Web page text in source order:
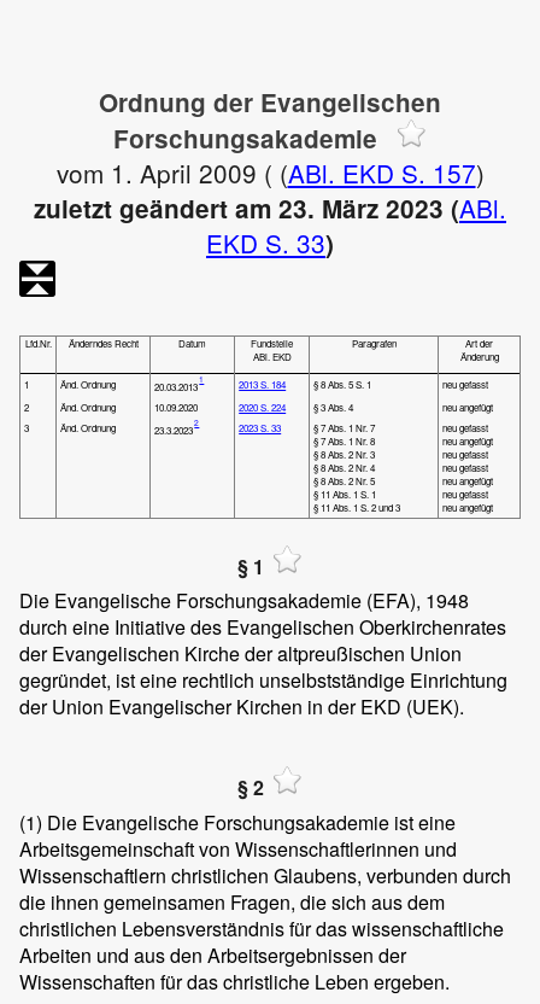
Ordnung der Evangelischen
Forschungsakademie
vom 1. April 2009 ( (ABl. EKD S. 157)
zuletzt geändert am 23. März 2023 (ABl.
EKD S. 33)
Lfd.Nr. Änderndes Recht Datum
Fundstelle
ABl. EKD
Paragrafen
Art der
Änderung
1 Änd. Ordnung 20.03.2013
1 2013 S. 184 § 8 Abs. 5 S. 1
neu gefasst
2
Änd. Ordnung 10.09.2020 2020 S. 224 § 3 Abs. 4
neu angefügt
3
Änd. Ordnung 23.3.2023
2 2023 S. 33
§ 7 Abs. 1 Nr. 7
§ 7 Abs. 1 Nr. 8
§ 8 Abs. 2 Nr. 3
§ 8 Abs. 2 Nr. 4
§ 8 Abs. 2 Nr. 5
§ 11 Abs. 1 S. 1
§ 11 Abs. 1 S. 2 und 3
neu gefasst
neu angefügt
neu gefasst
neu gefasst
neu angefügt
neu gefasst
neu angefügt
§ 1
Die Evangelische Forschungsakademie (EFA), 1948
durch eine Initiative des Evangelischen Oberkirchenrates
der Evangelischen Kirche der altpreußischen Union
gegründet, ist eine rechtlich unselbstständige Einrichtung
der Union Evangelischer Kirchen in der EKD (UEK).
§ 2
(1) Die Evangelische Forschungsakademie ist eine
Arbeitsgemeinschaft von Wissenschaftlerinnen und
Wissenschaftlern christlichen Glaubens, verbunden durch
die ihnen gemeinsamen Fragen, die sich aus dem
christlichen Lebensverständnis für das wissenschaftliche
Arbeiten und aus den Arbeitsergebnissen der
Wissenschaften für das christliche Leben ergeben.